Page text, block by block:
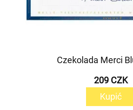
Czekolada Merci
209 CZK
Kupić